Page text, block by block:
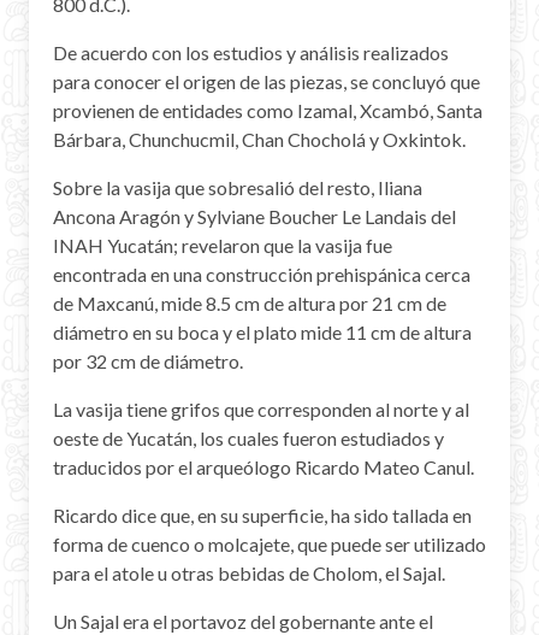
800 d.C.).
De acuerdo con los estudios y análisis realizados
para conocer el origen de las piezas, se concluyó que
provienen de entidades como Izamal, Xcambó, Santa
Bárbara, Chunchucmil, Chan Chocholá y Oxkintok.
Sobre la vasija que sobresalió del resto, Iliana
Ancona Aragón y Sylviane Boucher Le Landais del
INAH Yucatán; revelaron que la vasija fue
encontrada en una construcción prehispánica cerca
de Maxcanú, mide 8.5 cm de altura por 21 cm de
diámetro en su boca y el plato mide 11 cm de altura
por 32 cm de diámetro.
La vasija tiene grifos que corresponden al norte y al
oeste de Yucatán, los cuales fueron estudiados y
traducidos por el arqueólogo Ricardo Mateo Canul.
Ricardo dice que, en su superficie, ha sido tallada en
forma de cuenco o molcajete, que puede ser utilizado
para el atole u otras bebidas de Cholom, el Sajal.
Un Sajal era el portavoz del gobernante ante el